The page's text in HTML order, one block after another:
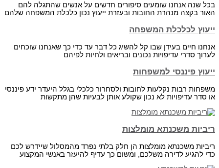
בכל שנה אנחנו שומעים סיפורים חדשים על אנשים שהתגלה להם
האור בקצה מנהרת החובות ובעזרת ייעוץ נכון כלכלת המשפחה שלהם
ייעוץ לכלכלת המשפחה
אנחנו חיים בעידן שבו קל להשיג כל דבר עד כדי כך שאנחנו שוכחים
לערוך סדרי עדיפויות נכונים ובריאים ולחיות לפיהם
ייעוץ פיננסי למשפחות
משפחות רבות נקלעות לחובות ולסחרור כלכלי בגלל היעדר ידע פיננסי
או סדר עדיפויות לא נכון שקולע אותן לבעיות שהן מתקשות
ריביות משכנתא מומלצות
ריביות משכנתא מומלצות הן חלק בלתי נפרד מהמסלול שיידרש לכם
כדי להגיע לדירה משלכם, ומשום כך עדיף להיעזר באנשי המקצוע